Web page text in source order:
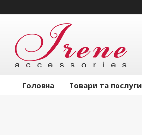
Головна Товари та послуги